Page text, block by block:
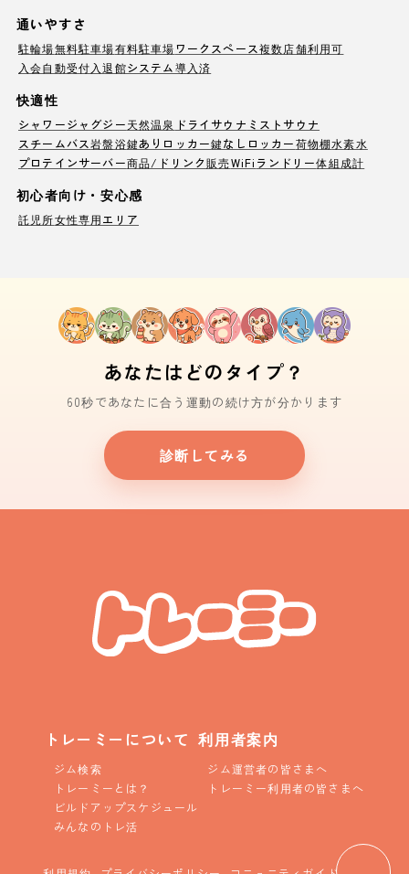
通いやすさ
駐輪場無料駐車場有料駐車場ワークスペース複数店舗利用可
入会自動受付 入退館システム導入済
快適性
シャワージャグジー天然温泉 ドライサウナ ミストサウナ
スチームバス岩盤浴鍵ありロッカー鍵なしロッカー荷物棚水素水
プロテインサーバー商品/ドリンク販売WiFi ランドリー体組成計
初心者向け・安心感
託児所女性専用エリア
あなたはどのタイプ？
60秒であなたに合う運動の続け方が分かります
診断してみる
トレーミーについて
ジム検索
トレーミーとは？
ビルドアップスケジュール
みんなのトレ活
利用者案内
ジム運営者の皆さまへ
トレーミー利用者の皆さまへ